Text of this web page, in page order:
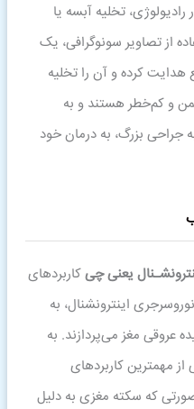
رادیولوژی، تخلیه آبسه یا
از تصاویر سونوگرافی، یک
هدایت کرده و آن را تخلیه
و کم‌خطر هستند و به
جراحی بزرگ، به درمان خود
یعنی چیکاربردهای
اینترونشنال، به
مغز می‌پردازند. به
مهمترین کاربردهای
که سکته مغزی به دلیل